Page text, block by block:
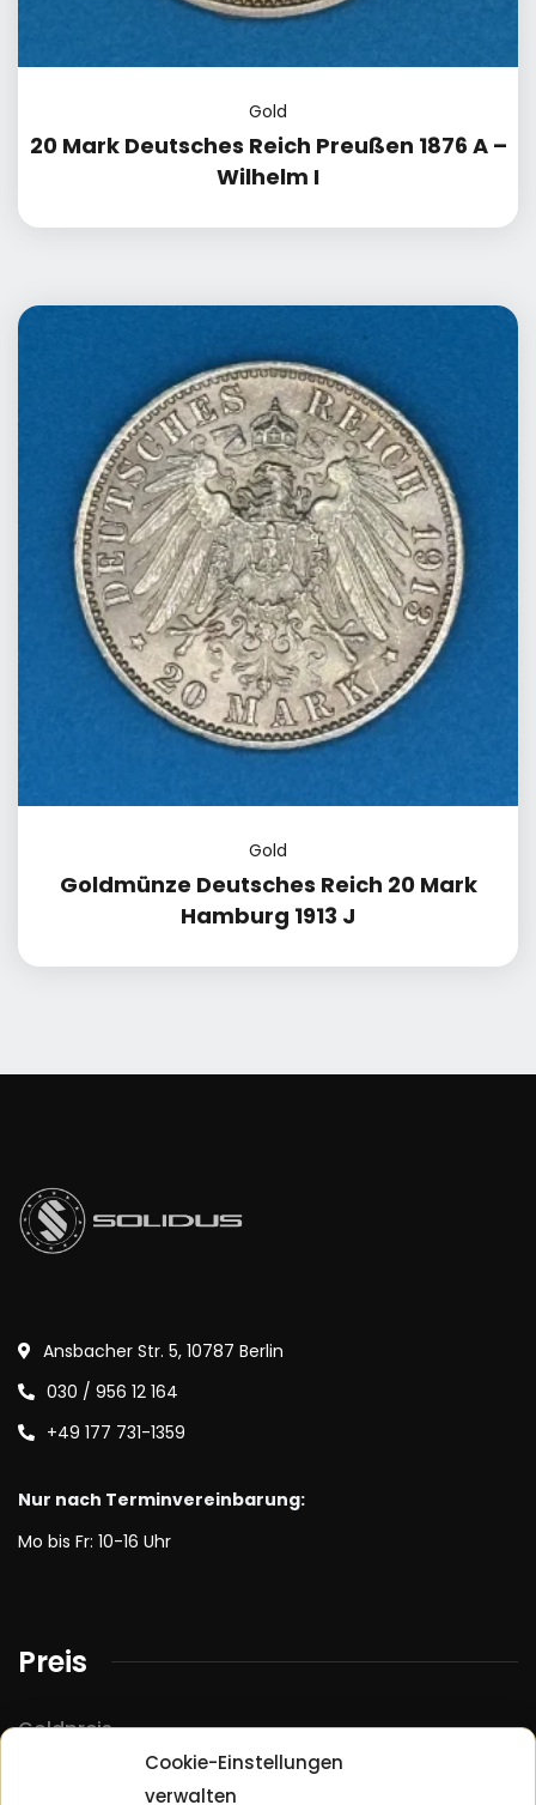
Cookie-Einstellungen
verwalten
Gold
20 Mark Deutsches Reich Preußen 1876 A –
Wilhelm I
Gold
Goldmünze Deutsches Reich 20 Mark
Hamburg 1913 J
Ansbacher Str. 5, 10787 Berlin
030 / 956 12 164
+49 177 731-1359
Nur nach Terminvereinbarung:
Mo bis Fr: 10-16 Uhr
Preis
Goldpreis